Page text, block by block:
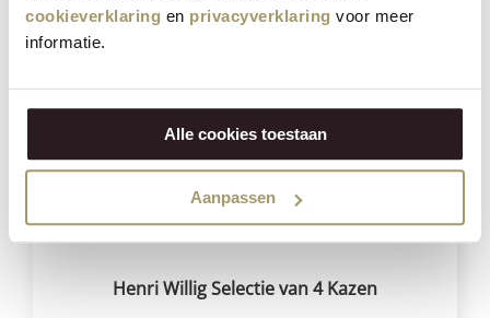
cookieverklaring en privacyverklaring voor meer
informatie.
Alle cookies toestaan
Aanpassen
Henri Willig Selectie van 4 Kazen